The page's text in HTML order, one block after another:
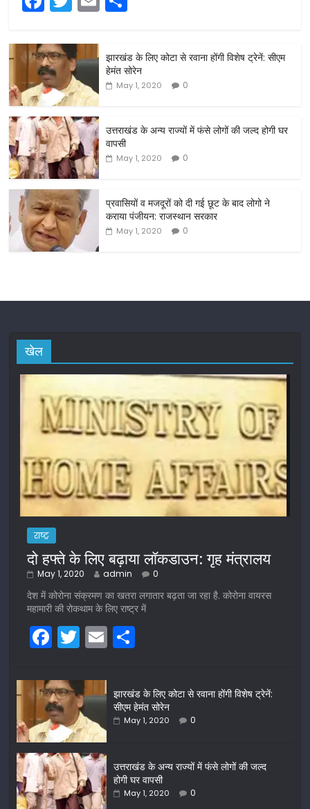
a
c
e
b
o
o
k
w
itt
er
m
ar
e
झारखंड के लिए कोटा से रवाना होंगी विशेष ट्रेनें: सीएम
हेमंत सोरेन
May 1, 2020 0
उत्तराखंड के अन्य राज्यों में फंसे लोगों की जल्द होगी घर
वापसी
May 1, 2020 0
प्रवासियों व मजदूरों को दी गई छूट के बाद लोगो ने
कराया पंजीयन: राजस्थान सरकार
May 1, 2020 0
खेल
राष्ट्र
दो हफ्ते के लिए बढ़ाया लॉकडाउन: गृह मंत्रालय
May 1, 2020 admin 0
देश में कोरोना संक्रमण का खतरा लगातार बढ़ता जा रहा है. कोरोना वायरस
महामारी की रोकथाम के लिए राष्ट्र में
F
a
c
e
b
o
o
k
T
w
itt
er
E
m
ar
e
झारखंड के लिए कोटा से रवाना होंगी विशेष ट्रेनें:
सीएम हेमंत सोरेन
May 1, 2020 0
उत्तराखंड के अन्य राज्यों में फंसे लोगों की जल्द
होगी घर वापसी
May 1, 2020 0